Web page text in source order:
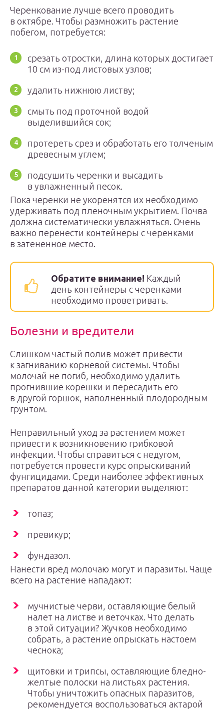
Черенкование лучше всего проводить
в октябре. Чтобы размножить растение
побегом, потребуется:
срезать отростки, длина которых достигает
10 см из-под листовых узлов;
удалить нижнюю листву;
смыть под проточной водой
выделившийся сок;
протереть срез и обработать его толченым
древесным углем;
подсушить черенки и высадить
в увлажненный песок.
Пока черенки не укоренятся их необходимо
удерживать под пленочным укрытием. Почва
должна систематически увлажняться. Очень
важно перенести контейнеры с черенками
в затененное место.
Обратите внимание! Каждый
день контейнеры с черенками
необходимо проветривать.
Болезни и вредители
Слишком частый полив может привести
к загниванию корневой системы. Чтобы
молочай не погиб, необходимо удалить
прогнившие корешки и пересадить его
в другой горшок, наполненный плодородным
грунтом.
Неправильный уход за растением может
привести к возникновению грибковой
инфекции. Чтобы справиться с недугом,
потребуется провести курс опрыскиваний
фунгицидами. Среди наиболее эффективных
препаратов данной категории выделяют:
топаз;
превикур;
фундазол.
Нанести вред молочаю могут и паразиты. Чаще
всего на растение нападают:
мучнистые черви, оставляющие белый
налет на листве и веточках. Что делать
в этой ситуации? Жучков необходимо
собрать, а растение опрыскать настоем
чеснока;
щитовки и трипсы, оставляющие бледно-
желтые полоски на листьях растения.
Чтобы уничтожить опасных паразитов,
рекомендуется воспользоваться актарой